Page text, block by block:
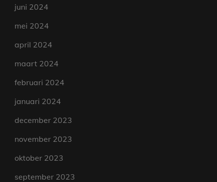
juni 2024
mei 2024
april 2024
maart 2024
februari 2024
januari 2024
december 2023
november 2023
oktober 2023
september 2023